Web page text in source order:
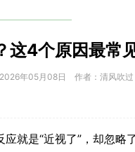
这4个原因最常
2026年05月08日 作者：清风吹过
就是“近视了”，却忽